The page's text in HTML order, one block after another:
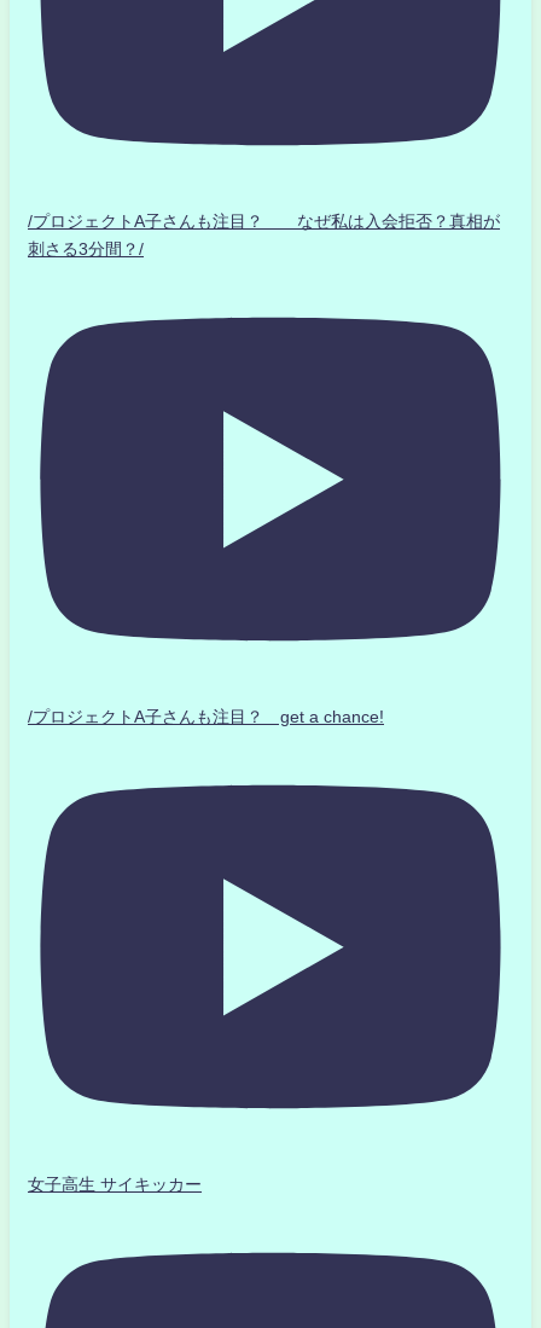
/プロジェクトA子さんも注目？ なぜ私は入会拒否？真相が
刺さる3分間？/
/プロジェクトA子さんも注目？ get a chance!
女子高生 サイキッカー